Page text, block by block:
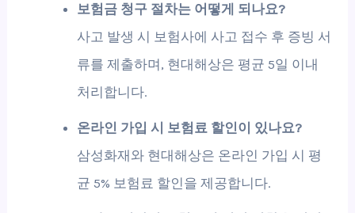
보험금 청구 절차는 어떻게 되나요?
사고 발생 시 보험사에 사고 접수 후 증빙 서
류를 제출하며, 현대해상은 평균 5일 이내
처리합니다.
온라인 가입 시 보험료 할인이 있나요?
삼성화재와 현대해상은 온라인 가입 시 평
균 5% 보험료 할인을 제공합니다.